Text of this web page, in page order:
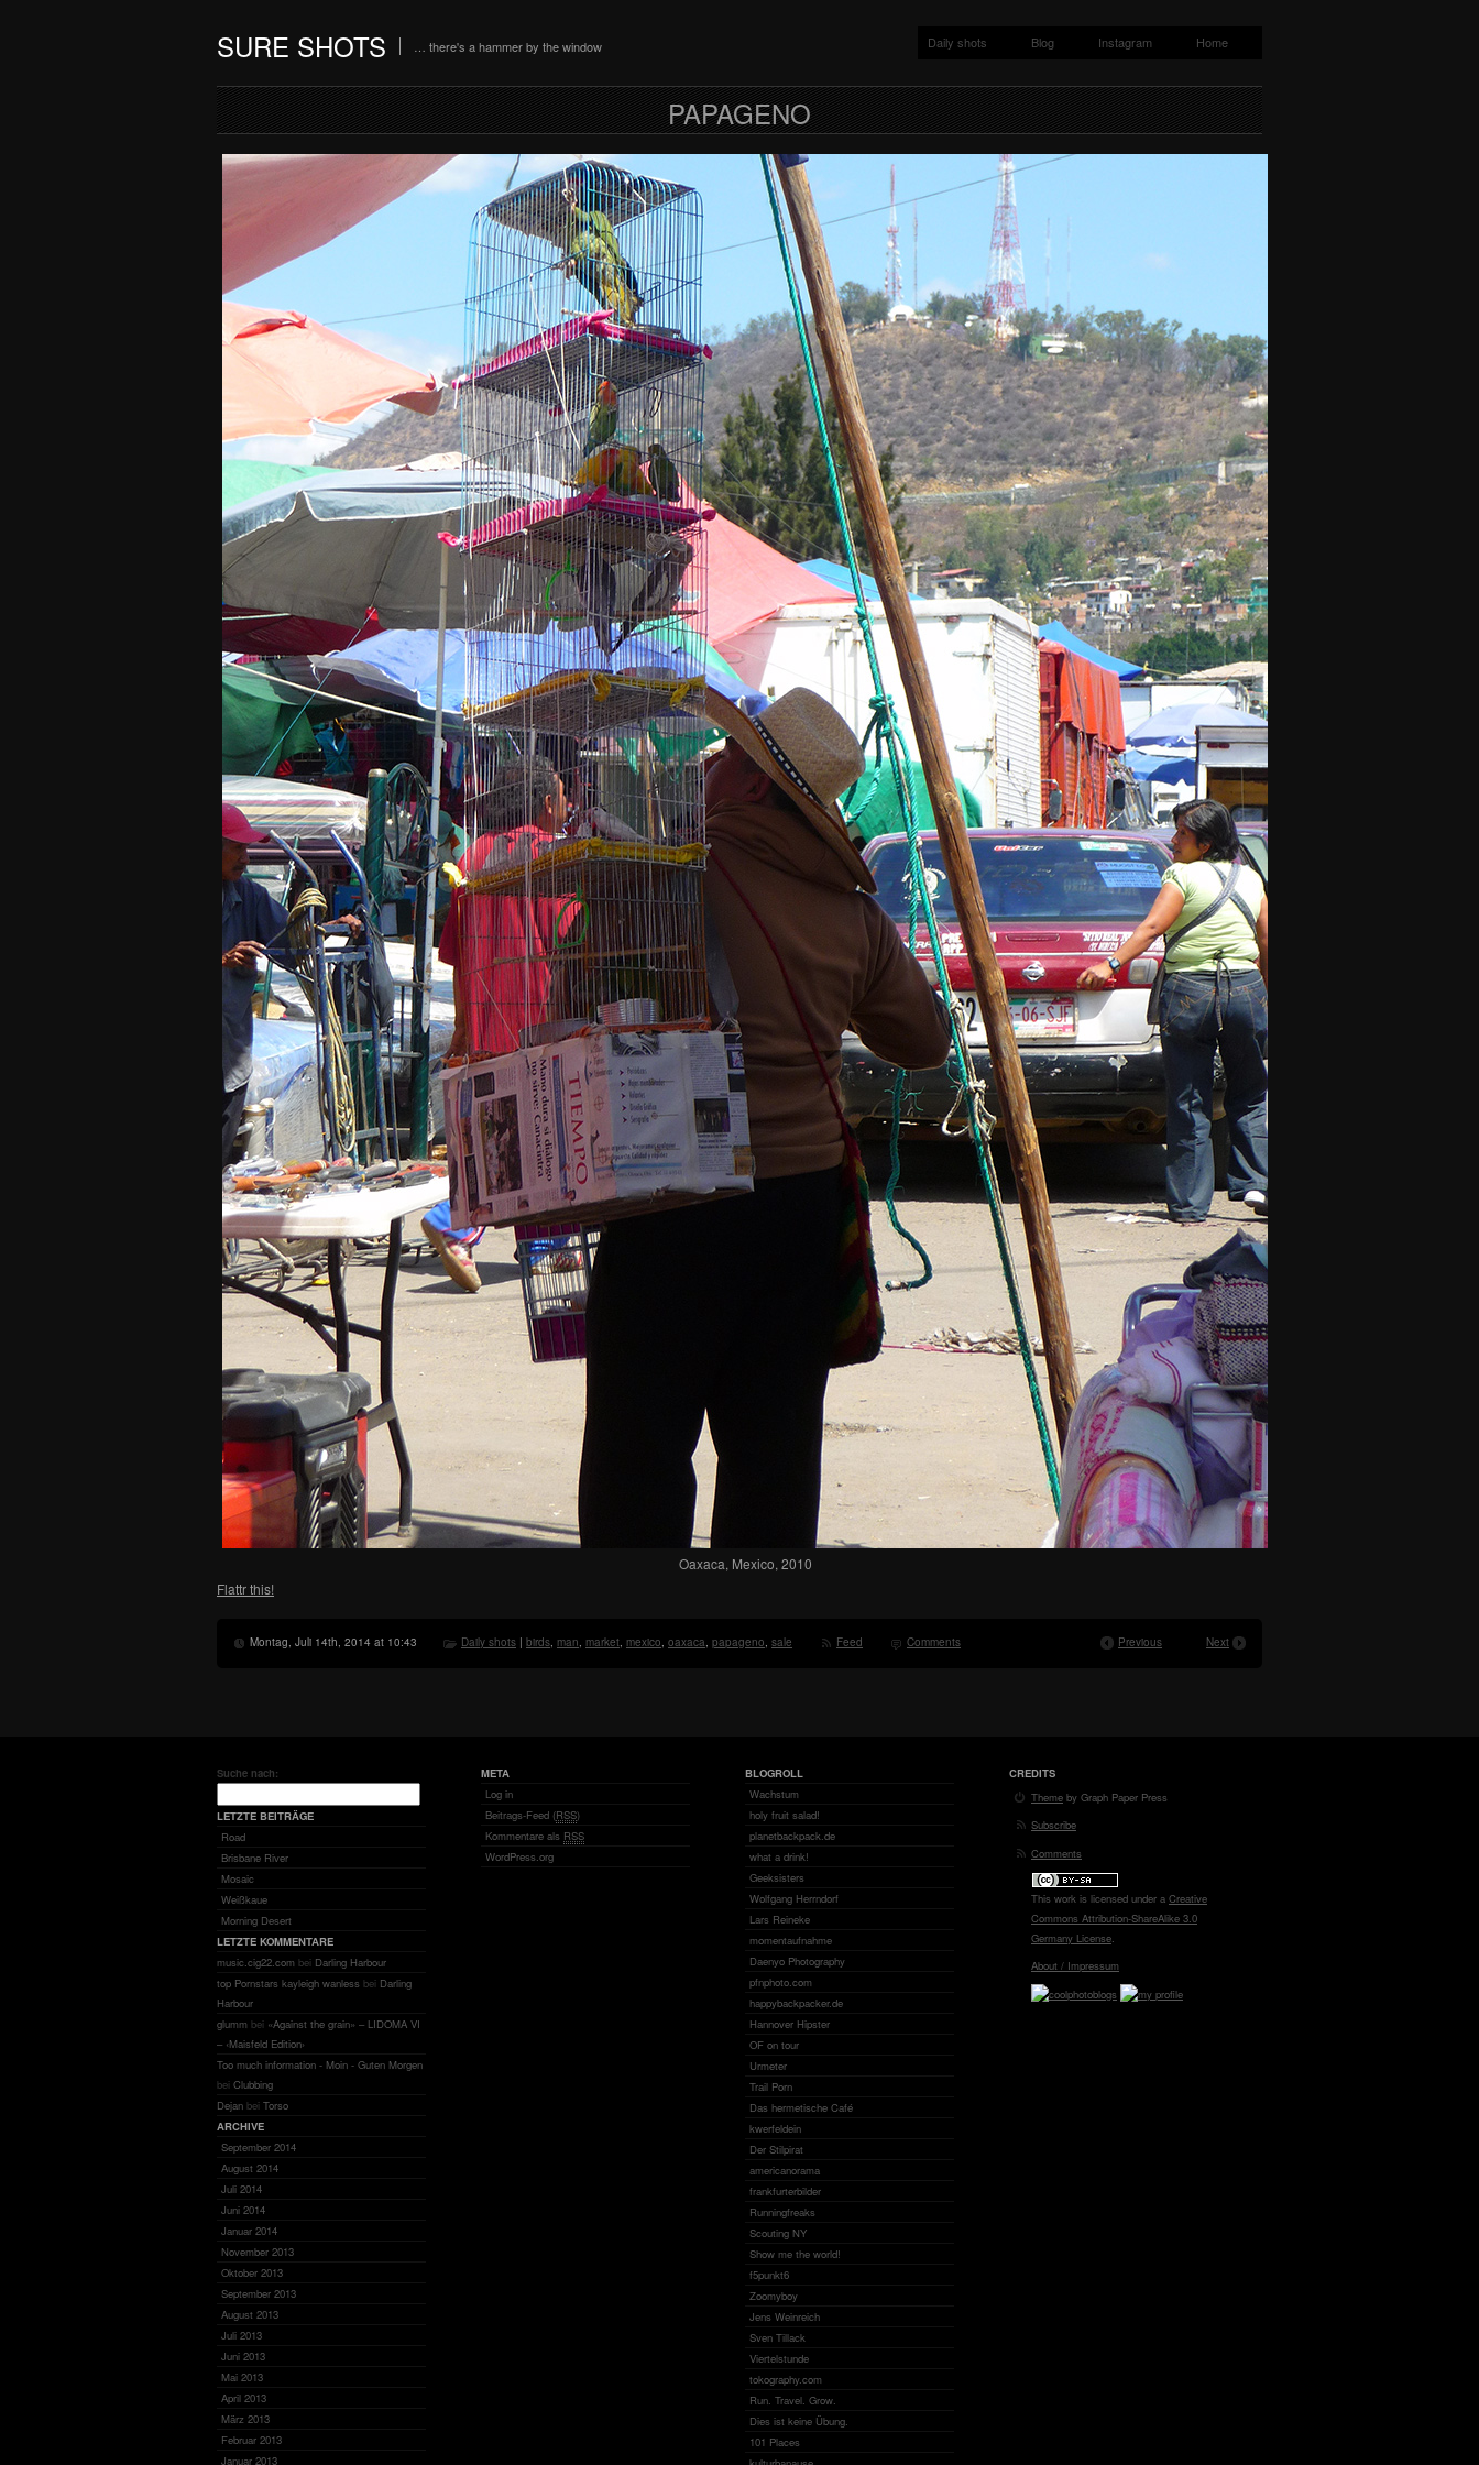
SURE SHOTS … there's a hammer by the window Daily shots Blog Instagram Home
PAPAGENO
Oaxaca, Mexico, 2010
Flattr this!
Montag, Juli 14th, 2014 at 10:43 Daily shots | birds, man, market, mexico, oaxaca, papageno, sale Feed Comments Previous Next
Suche nach:
LETZTE BEITRÄGE
Road
Brisbane River
Mosaic
Weißkaue
Morning Desert
LETZTE KOMMENTARE
music.cig22.com bei Darling Harbour
top Pornstars kayleigh wanless bei Darling
Harbour
glumm bei «Against the grain» – LIDOMA VI
– ‹Maisfeld Edition›
Too much information - Moin - Guten Morgen
bei Clubbing
Dejan bei Torso
ARCHIVE
September 2014
August 2014
Juli 2014
Juni 2014
Januar 2014
November 2013
Oktober 2013
September 2013
August 2013
Juli 2013
Juni 2013
Mai 2013
April 2013
März 2013
Februar 2013
Januar 2013
META
Log in
Beitrags-Feed (RSS)
Kommentare als RSS
WordPress.org
BLOGROLL
Wachstum
holy fruit salad!
planetbackpack.de
what a drink!
Geeksisters
Wolfgang Herrndorf
Lars Reineke
momentaufnahme
Daenyo Photography
pfnphoto.com
happybackpacker.de
Hannover Hipster
OF on tour
Urmeter
Trail Porn
Das hermetische Café
kwerfeldein
Der Stilpirat
americanorama
frankfurterbilder
Runningfreaks
Scouting NY
Show me the world!
f5punkt6
Zoomyboy
Jens Weinreich
Sven Tillack
Viertelstunde
tokography.com
Run. Travel. Grow.
Dies ist keine Übung.
101 Places
CREDITS
Theme by Graph Paper Press
Subscribe
Comments
This work is licensed under a Creative
Commons Attribution-ShareAlike 3.0
Germany License
About / Impressum